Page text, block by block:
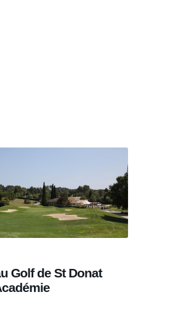
Golf de St Donat